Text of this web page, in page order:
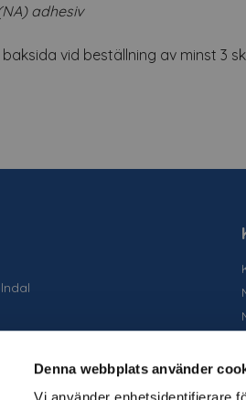
Denna webbplats använder
adhesiv
vid beställning av minst 3